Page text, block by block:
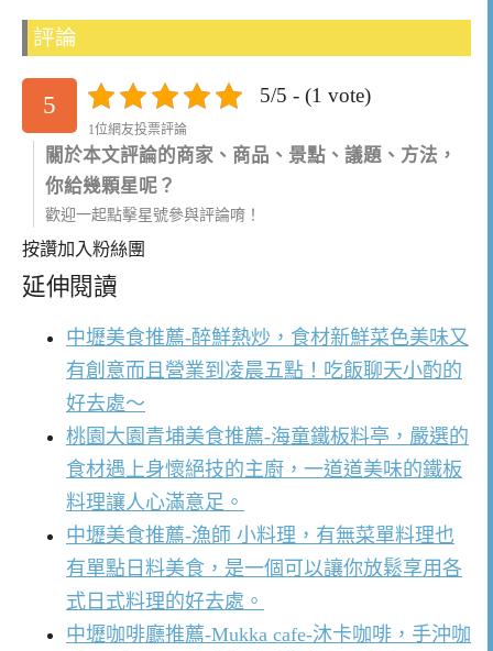
評論
5 5/5 - (1 vote)
1位網友投票評論
關於本文評論的商家、商品、景點、議題、方法，
你給幾顆星呢？
歡迎一起點擊星號參與評論唷！
按讚加入粉絲團
延伸閱讀
中壢美食推薦-醉鮮熱炒，食材新鮮菜色美味又
有創意而且營業到凌晨五點！吃飯聊天小酌的
好去處～
桃園大園青埔美食推薦-海童鐵板料亭，嚴選的
食材遇上身懷絕技的主廚，一道道美味的鐵板
料理讓人心滿意足。
中壢美食推薦-漁師 小料理，有無菜單料理也
有單點日料美食，是一個可以讓你放鬆享用各
式日式料理的好去處。
中壢咖啡廳推薦-Mukka cafe-沐卡咖啡，手沖咖